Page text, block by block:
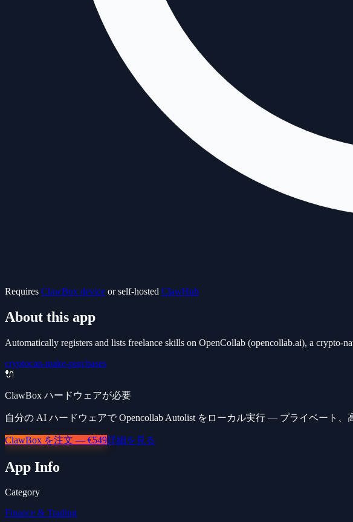
Requires ClawBox device or self-hosted ClawHub
About this app
Automatically registers and lists freelance skills on OpenCollab (opencollab.ai), a crypto-
cryptocan-make-purchases
🔌
ClawBox ハードウェアが必要
自分の AI ハードウェアで Opencollab Autolist をローカル実行 — プライベート、
ClawBox を注文 — €549詳細を見る
App Info
Category
Finance & Trading